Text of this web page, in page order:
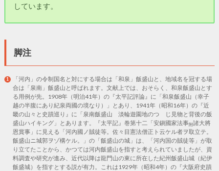
しています。
脚注
「河内」の令制国名と対にする場合は「和泉」飯盛山と、地域名を冠する場
合は「泉南」飯盛山と呼ばれます。文献上では、おそらく、和泉飯盛山とす
る用例が先。1908年（明治41年）の『太平記評論』に「和泉飯盛山（幸子
越の半腹にあり紀泉両國の境なり）」とあり、1941年（昭和16年）の『近
畿の山々と史蹟巡り』に「泉南飯盛山 淡輪遊園地のつゝじ見物と背後の飯
盛山ハイキング」とあります。『太平記』巻第十二「安鎭國家法事附諸大將
恩賞事」に見える「河內國ノ賊徒等。佐々目憲法僧正ト云ケル者ヲ取立テ。
飯盛山ニ城郭ヲゾ構ケル。」の「飯盛山の城」は、「河内国の賊徒等」が取
り立てたことから、かつては河内飯盛山を指すと考えられていましたが、資
料調査や研究が進み、近代以降は龍門山の東に所在した紀州飯盛山城（紀伊
飯盛城）を指すとする説が有力。これは1929年（昭和4年）の『大阪府史蹟